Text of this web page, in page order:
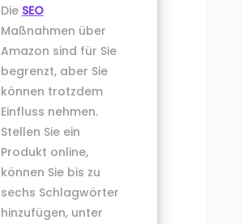
Die SEO
Maßnahmen über
Amazon sind für Sie
begrenzt, aber Sie
können trotzdem
Einfluss nehmen.
Stellen Sie ein
Produkt online,
können Sie bis zu
sechs Schlagwörter
hinzufügen, unter